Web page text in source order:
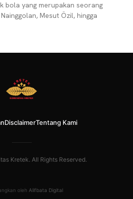
bola yang merupakan seorang
Mesut Özil, hingga
DisclaimerTentang Kami
Kretek. All Rights Reserved.
oleh Alifbata Digital